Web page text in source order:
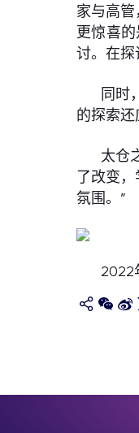
家与高管
更惊喜
讨。在探
同时
的探索
太仓
了改变
氛围。”
2022